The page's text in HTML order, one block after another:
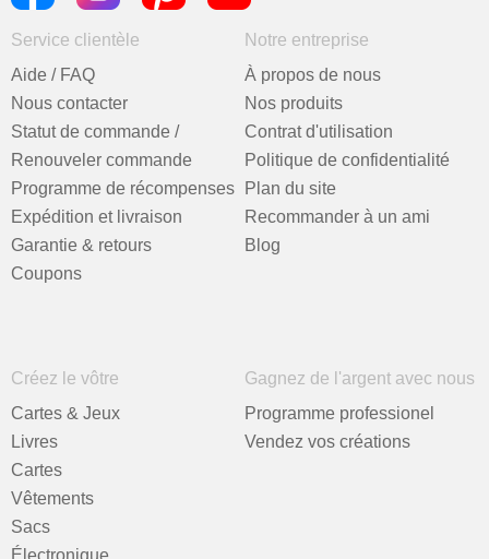
Service clientèle
Aide / FAQ
Nous contacter
Statut de commande /
Renouveler commande
Programme de récompenses
Expédition et livraison
Garantie & retours
Coupons
Notre entreprise
À propos de nous
Nos produits
Contrat d'utilisation
Politique de confidentialité
Plan du site
Recommander à un ami
Blog
Créez le vôtre
Cartes & Jeux
Livres
Cartes
Vêtements
Sacs
Électronique
Gagnez de l'argent avec nous
Programme professionel
Vendez vos créations